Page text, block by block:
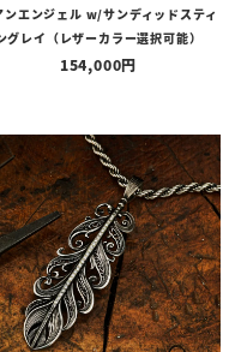
ンエンジェル w/サンディッドスティ
グレイ（レザーカラー選択可能）
154,000